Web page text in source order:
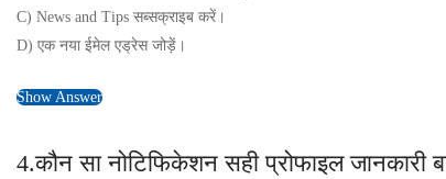
C) News and Tips सब्सक्राइब करें।
D) एक नया ईमेल एड्रेस जोड़ें।
Show Answer
4.कौन सा नोटिफिकेशन सही प्रोफाइल जानकारी